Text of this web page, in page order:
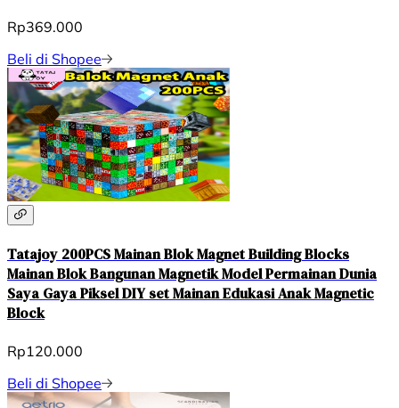
Rp369.000
Beli di Shopee
Tatajoy 200PCS Mainan Blok Magnet Building Blocks
Mainan Blok Bangunan Magnetik Model Permainan Dunia
Saya Gaya Piksel DIY set Mainan Edukasi Anak Magnetic
Block
Rp120.000
Beli di Shopee